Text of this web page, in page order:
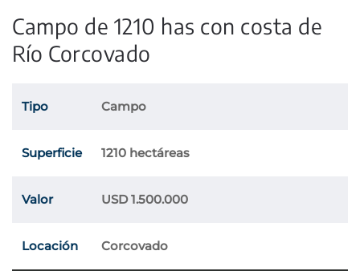
Campo de 1210 has con costa de
Río Corcovado
Tipo Campo
Superficie 1210 hectáreas
Valor USD 1.500.000
Locación Corcovado